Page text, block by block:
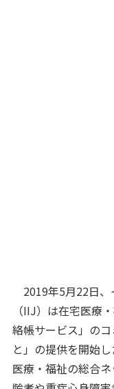
2019年5月22日、
（IIJ）は在宅医療
絡帳サービス」の
と」の提供を開始
医療・福祉の総合